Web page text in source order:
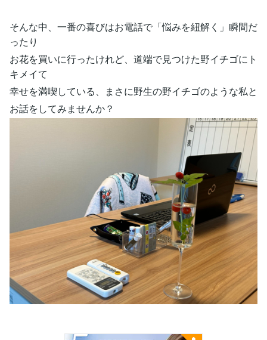
そんな中、一番の喜びはお電話で「悩みを紐解く」瞬間だ
ったり
お花を買いに行ったけれど、道端で見つけた野イチゴにト
キメイて
幸せを満喫している、まさに野生の野イチゴのような私と
お話をしてみませんか？